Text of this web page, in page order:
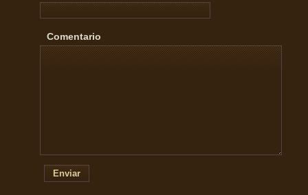
Comentario
Enviar